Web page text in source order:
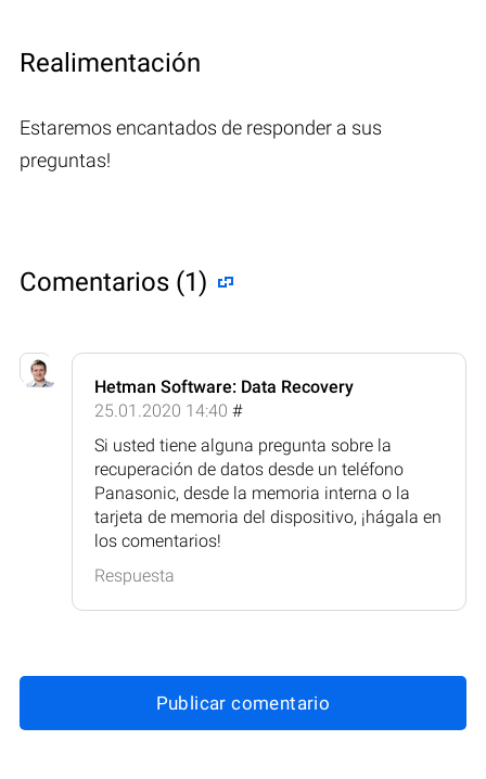
Realimentación
Estaremos encantados de responder a sus
preguntas!
Comentarios (1)
Hetman Software: Data Recovery
25.01.2020 14:40 #
Si usted tiene alguna pregunta sobre la
recuperación de datos desde un teléfono
Panasonic, desde la memoria interna o la
tarjeta de memoria del dispositivo, ¡hágala en
los comentarios!
Respuesta
Publicar comentario